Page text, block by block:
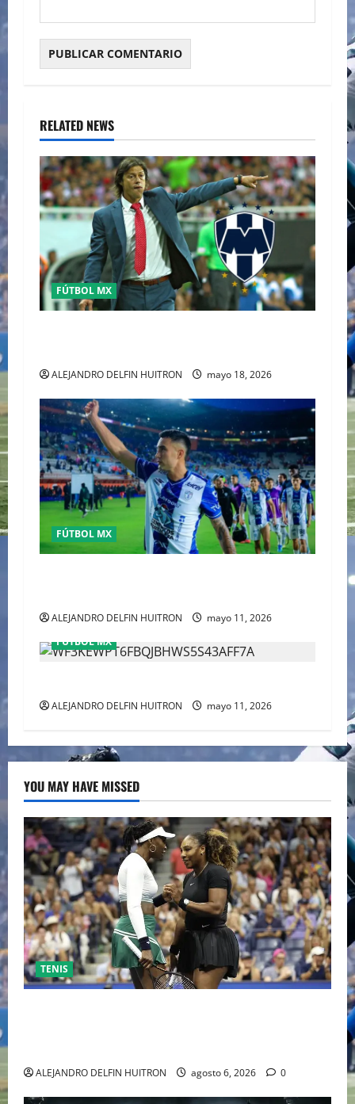
RELATED NEWS
FÚTBOL MX
ALEJANDRO DELFIN HUITRON mayo 18, 2026
FÚTBOL MX
ALEJANDRO DELFIN HUITRON
mayo 11, 2026
FÚTBOL MX
ALEJANDRO DELFIN HUITRON mayo 11, 2026
YOU MAY HAVE MISSED
TENIS
ALEJANDRO DELFIN HUITRON agosto 6, 2026 0